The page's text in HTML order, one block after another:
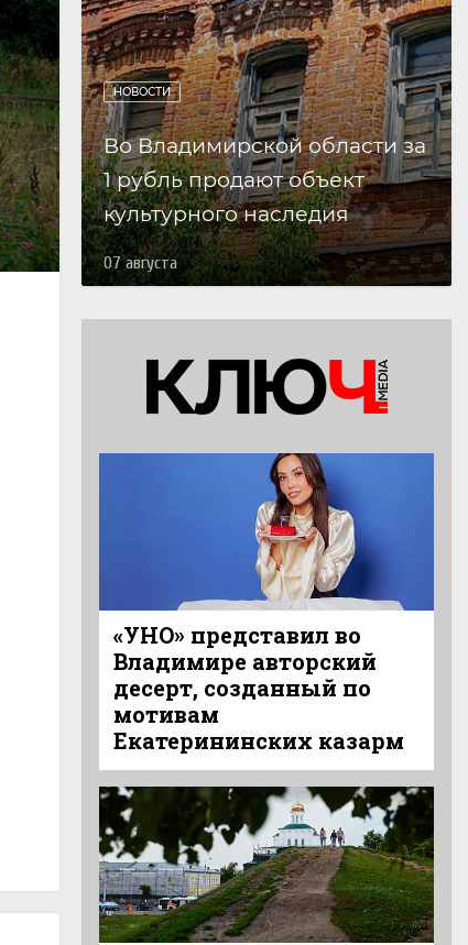
НОВОСТИ
Во Владимирской области за
1 рубль продают объект
культурного наследия
07 августа
«УНО» представил во
Владимире авторский
десерт, созданный по
мотивам
Екатерининских казарм